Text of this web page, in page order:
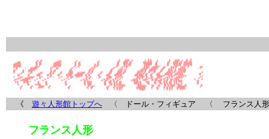
《 遊々人形館トップへ 〈 ドール・フィギュア 〈 フランス人
フランス人形